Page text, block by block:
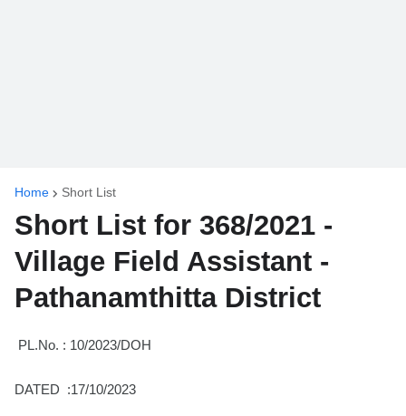
Home Short List
Short List for 368/2021 -
Village Field Assistant -
Pathanamthitta District
PL.No. : 10/2023/DOH
DATED :17/10/2023